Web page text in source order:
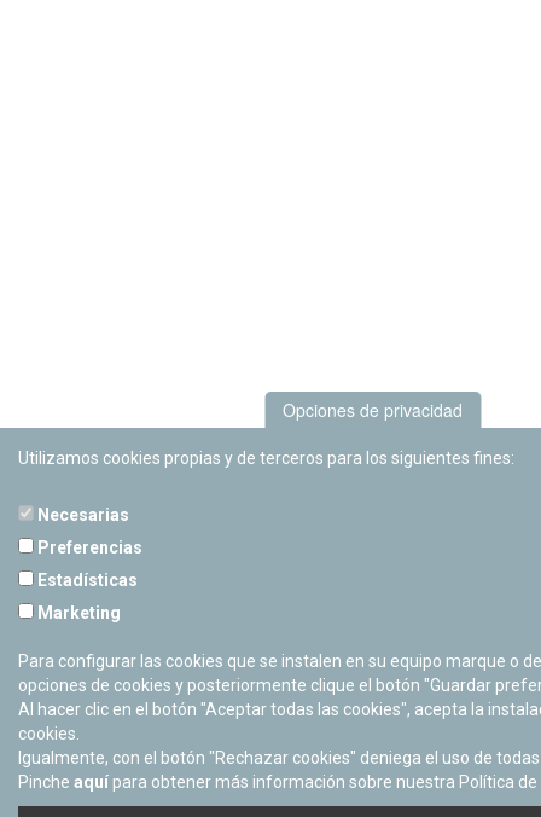
Opciones de privacidad
Utilizamos cookies propias y de terceros para los siguientes fines:
Necesarias
Preferencias
Estadísticas
Marketing
Para configurar las cookies que se instalen en su equipo marque o
opciones de cookies y posteriormente clique el botón "Guardar
Al hacer clic en el botón "Aceptar todas las cookies", acepta la
cookies.
Igualmente, con el botón "Rechazar cookies" deniega el uso de
Pinche aquí para obtener más información sobre nuestra Política de